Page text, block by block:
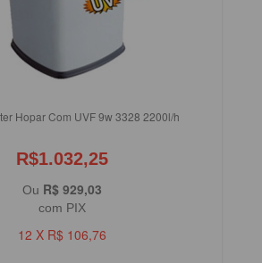
Hopar Com UVF 9w 3328 2200l/h
R$1.032,25
Ou R$ 929,03
com PIX
12 X R$ 106,76